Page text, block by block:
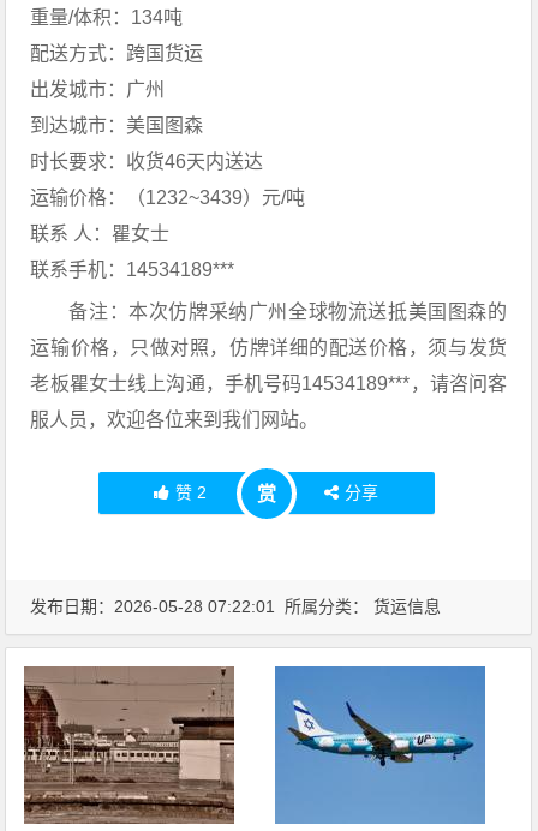
重量/体积：134吨
配送方式：跨国货运
出发城市：广州
到达城市：美国图森
时长要求：收货46天内送达
运输价格：（1232~3439）元/吨
联系 人：瞿女士
联系手机：14534189***
备注：本次仿牌采纳广州全球物流送抵美国图森的
运输价格，只做对照，仿牌详细的配送价格，须与发货
老板瞿女士线上沟通，手机号码14534189***，请咨问客
服人员，欢迎各位来到我们网站。
赞 2 赏 分享
发布日期：2026-05-28 07:22:01 所属分类： 货运信息